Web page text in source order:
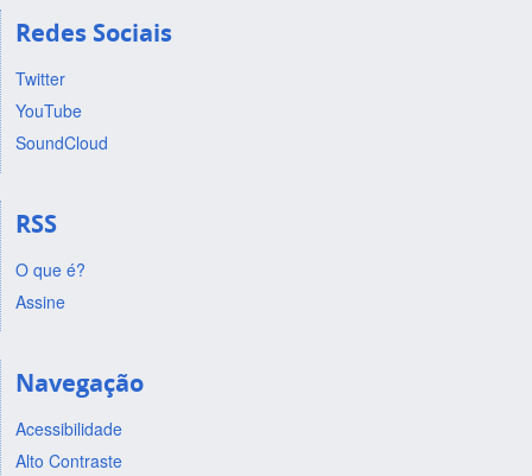
Redes Sociais
Twitter
YouTube
SoundCloud
RSS
O que é?
Assine
Navegação
Acessibilidade
Alto Contraste